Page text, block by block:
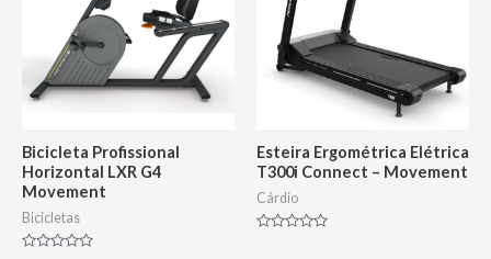
Bicicleta Profissional
Horizontal LXR G4
Movement
Bicicletas
Esteira Ergométrica Elétrica
T300i Connect – Movement
Cárdio